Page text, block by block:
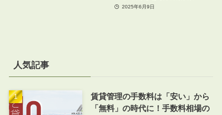
2025年6月9日
人気記事
賃貸管理の手数料は「安い」から
「無料」の時代に！手数料相場の